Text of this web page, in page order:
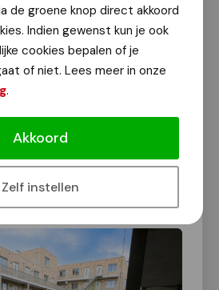
de groene knop direct akkoord
Indien gewenst kun je ook
cookies bepalen of je
of niet. Lees meer in onze
.
Akkoord
Zelf instellen
was wethouder Noël
bij de oplevering van Stella in
nieuwbouwproject van Talis
tussen station Lent en de
bestaat uit 95
eengezinswoningen.